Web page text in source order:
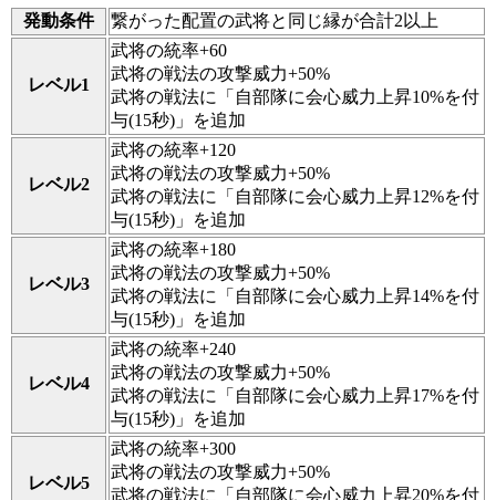
発動条件 繋がった配置の武将と同じ縁が合計2以上
レベル1
武将の統率+60
武将の戦法の攻撃威力+50%
武将の戦法に「自部隊に会心威力上昇10%を付
与(15秒)」を追加
レベル2
武将の統率+120
武将の戦法の攻撃威力+50%
武将の戦法に「自部隊に会心威力上昇12%を付
与(15秒)」を追加
レベル3
武将の統率+180
武将の戦法の攻撃威力+50%
武将の戦法に「自部隊に会心威力上昇14%を付
与(15秒)」を追加
レベル4
武将の統率+240
武将の戦法の攻撃威力+50%
武将の戦法に「自部隊に会心威力上昇17%を付
与(15秒)」を追加
レベル5
武将の統率+300
武将の戦法の攻撃威力+50%
武将の戦法に「自部隊に会心威力上昇20%を付